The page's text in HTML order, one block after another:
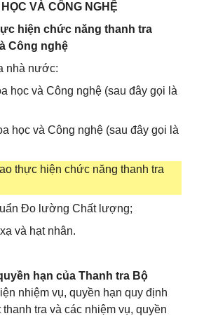
VÀ CÔNG NGHỆ
hiện chức năng thanh tra
Công nghệ
nhà nước:
học và Công nghệ (sau đây gọi là
học và Công nghệ (sau đây gọi là
thực hiện chức năng thanh tra
Đo lường Chất lượng;
và hạt nhân.
hạn của Thanh tra Bộ
nhiệm vụ, quyền hạn quy định
tra và các nhiệm vụ, quyền